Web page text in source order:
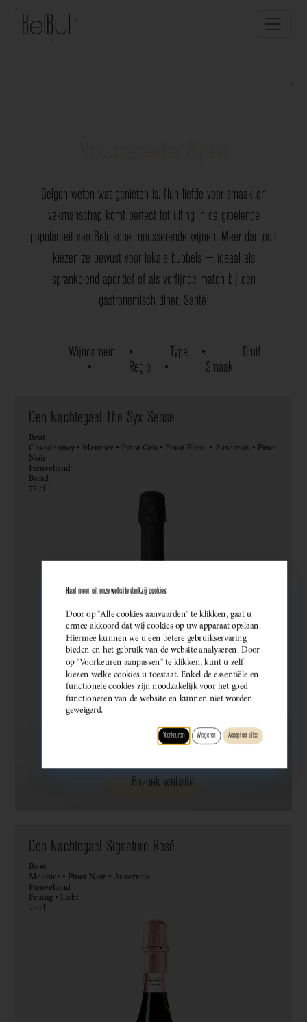
Belgen weten wat genieten is. Hun liefde voor smaak en
vakmanschap komt perfect tot uiting in de groeiende
populariteit van Belgische mousserende wijnen. Meer dan ooit
kiezen ze bewust voor lokale bubbels — ideaal als
sprankelend aperitief of als verfijnde match bij een
gastronomisch diner. Santé!
Wijndomein Type
Druif
Regio
Smaak
Den Nachtegael The Syx Sense
Brut
Chardonnay • Meunier • Pinot Gris • Pinot Blanc • Auxerrois • Pinot
Noir
Heuvelland
Rond
75 cl
Bezoek website
Den Nachtegael Signature Rosé
Rosé
Meunier • Pinot Noir • Auxerrois
Heuvelland
Fruitig • Licht
75 cl
Haal meer uit onze website dankzij cookies
Door op "Alle cookies aanvaarden" te klikken, gaat u
ermee akkoord dat wij cookies op uw apparaat opslaan.
Hiermee kunnen we u een betere gebruikservaring
bieden en het gebruik van de website analyseren. Door
op "Voorkeuren aanpassen" te klikken, kunt u zelf
kiezen welke cookies u toestaat. Enkel de essentiële en
functionele cookies zijn noodzakelijk voor het goed
functioneren van de website en kunnen niet worden
geweigerd.
Voorkeuren Weigeren Accepteer alles